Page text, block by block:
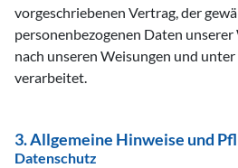
vorgeschriebenen Vertrag, der
personenbezogenen Daten
nach unseren Weisungen und
verarbeitet.
3. Allgemeine Hinweise und
Datenschutz